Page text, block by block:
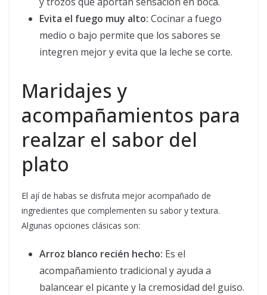
Evita el fuego muy alto: Cocinar a fuego
medio o bajo permite que los sabores se
integren mejor y evita que la leche se corte.
Maridajes y
acompañamientos para
realzar el sabor del
plato
El ají de habas se disfruta mejor acompañado de
ingredientes que complementen su sabor y textura.
Algunas opciones clásicas son:
Arroz blanco recién hecho: Es el
acompañamiento tradicional y ayuda a
balancear el picante y la cremosidad del guiso.